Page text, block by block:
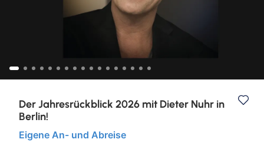
Kulturreisen
Städtereisen
Der Jahresrückblick 2026 mit Dieter Nuhr in
Berlin!
Eigene An- und Abreise